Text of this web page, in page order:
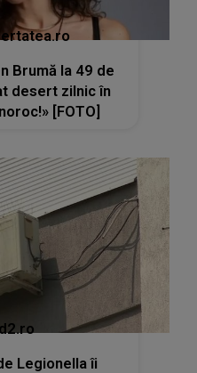
Brumă la 49 de
desert zilnic în
[FOTO]
Legionella îi